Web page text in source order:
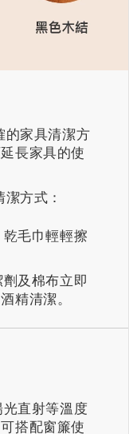
的家具清潔方
長家具的使
方式：
毛巾輕輕擦
及棉布立即
精清潔。
直射等溫度
搭配窗簾使